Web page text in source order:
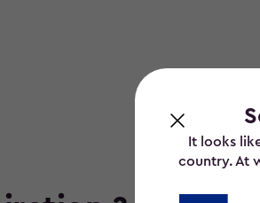
It looks
country. At